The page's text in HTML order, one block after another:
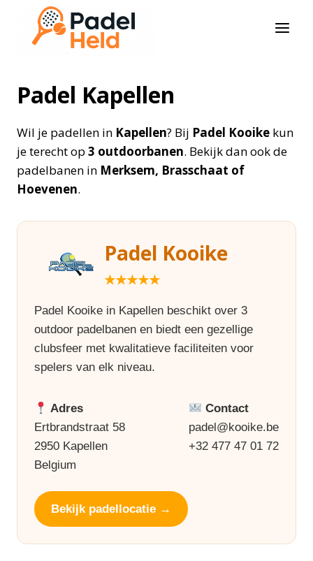
Doorgaan
inhoud
Padel Kapellen
Wil je padellen in Kapellen? Bij Padel Kooike kun
je terecht op 3 outdoorbanen. Bekijk dan ook de
padelbanen in Merksem, Brasschaat of
Hoevenen.
Padel Kooike
★★★★★
Padel Kooike in Kapellen beschikt over 3
outdoor padelbanen en biedt een gezellige
clubsfeer met kwalitatieve faciliteiten voor
spelers van elk niveau.
Adres
Ertbrandstraat 58
2950 Kapellen
Belgium
Contact
padel@kooike.be
+32 477 47 01 72
Bekijk padellocatie →